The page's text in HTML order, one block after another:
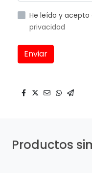
He leído y acepto
privacidad
Enviar
Productos